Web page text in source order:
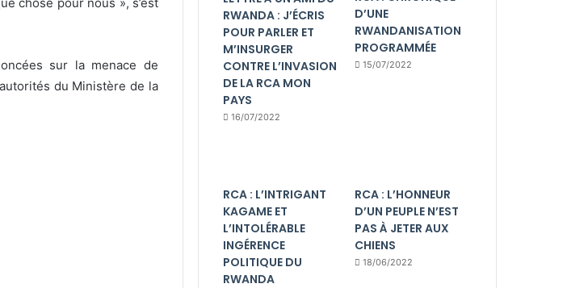
sur la menace de
du Ministère de la
RWANDA : J’ÉCRIS
POUR PARLER ET
M’INSURGER
CONTRE L’INVASION
DE LA RCA MON
PAYS
16/07/2022
D’UNE
RWANDANISATION
PROGRAMMÉE
15/07/2022
RCA : L’INTRIGANT
KAGAME ET
L’INTOLÉRABLE
INGÉRENCE
POLITIQUE DU
RWANDA
RCA : L’HONNEUR
D’UN PEUPLE N’EST
PAS À JETER AUX
CHIENS
18/06/2022